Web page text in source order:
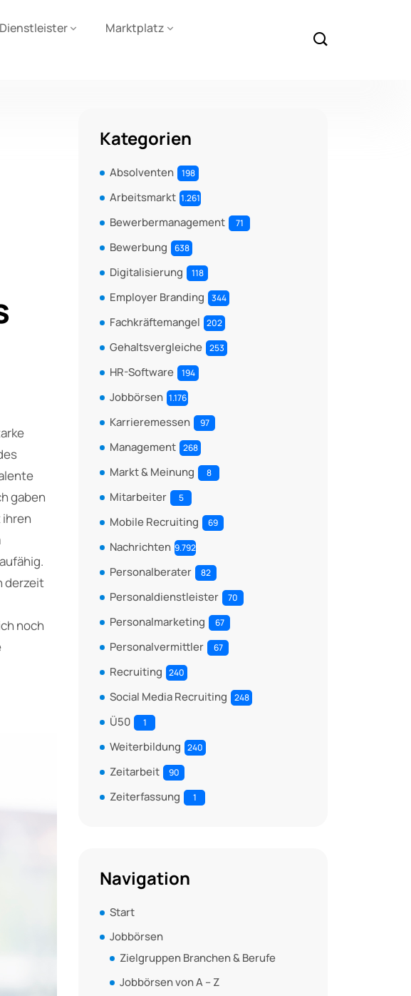
Marktplatz
gaben
ihren
derzeit
noch
Kategorien
Absolventen 198
Arbeitsmarkt 1.261
Bewerbermanagement 71
Bewerbung 638
Digitalisierung 118
Employer Branding 344
Fachkräftemangel 202
Gehaltsvergleiche 253
HR-Software 194
Jobbörsen 1.176
Karrieremessen 97
Management 268
Markt & Meinung 8
Mitarbeiter 5
Mobile Recruiting 69
Nachrichten 9.792
Personalberater 82
Personaldienstleister 70
Personalmarketing 67
Personalvermittler 67
Recruiting 240
Social Media Recruiting 248
Ü50 1
Weiterbildung 240
Zeitarbeit 90
Zeiterfassung 1
Navigation
Start
Jobbörsen
Zielgruppen Branchen & Berufe
Jobbörsen von A – Z